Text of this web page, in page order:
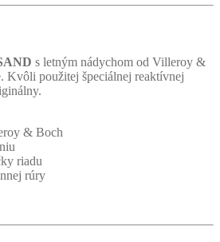
s letným nádychom od Villeroy &
Kvôli použitej špeciálnej reaktívnej
& Boch
riadu
rúry